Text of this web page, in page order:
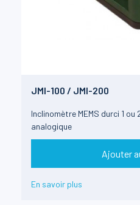
JMI-100 / JMI-200
Inclinomètre MEMS durci 1
analogique
Ajouter
En savoir plus